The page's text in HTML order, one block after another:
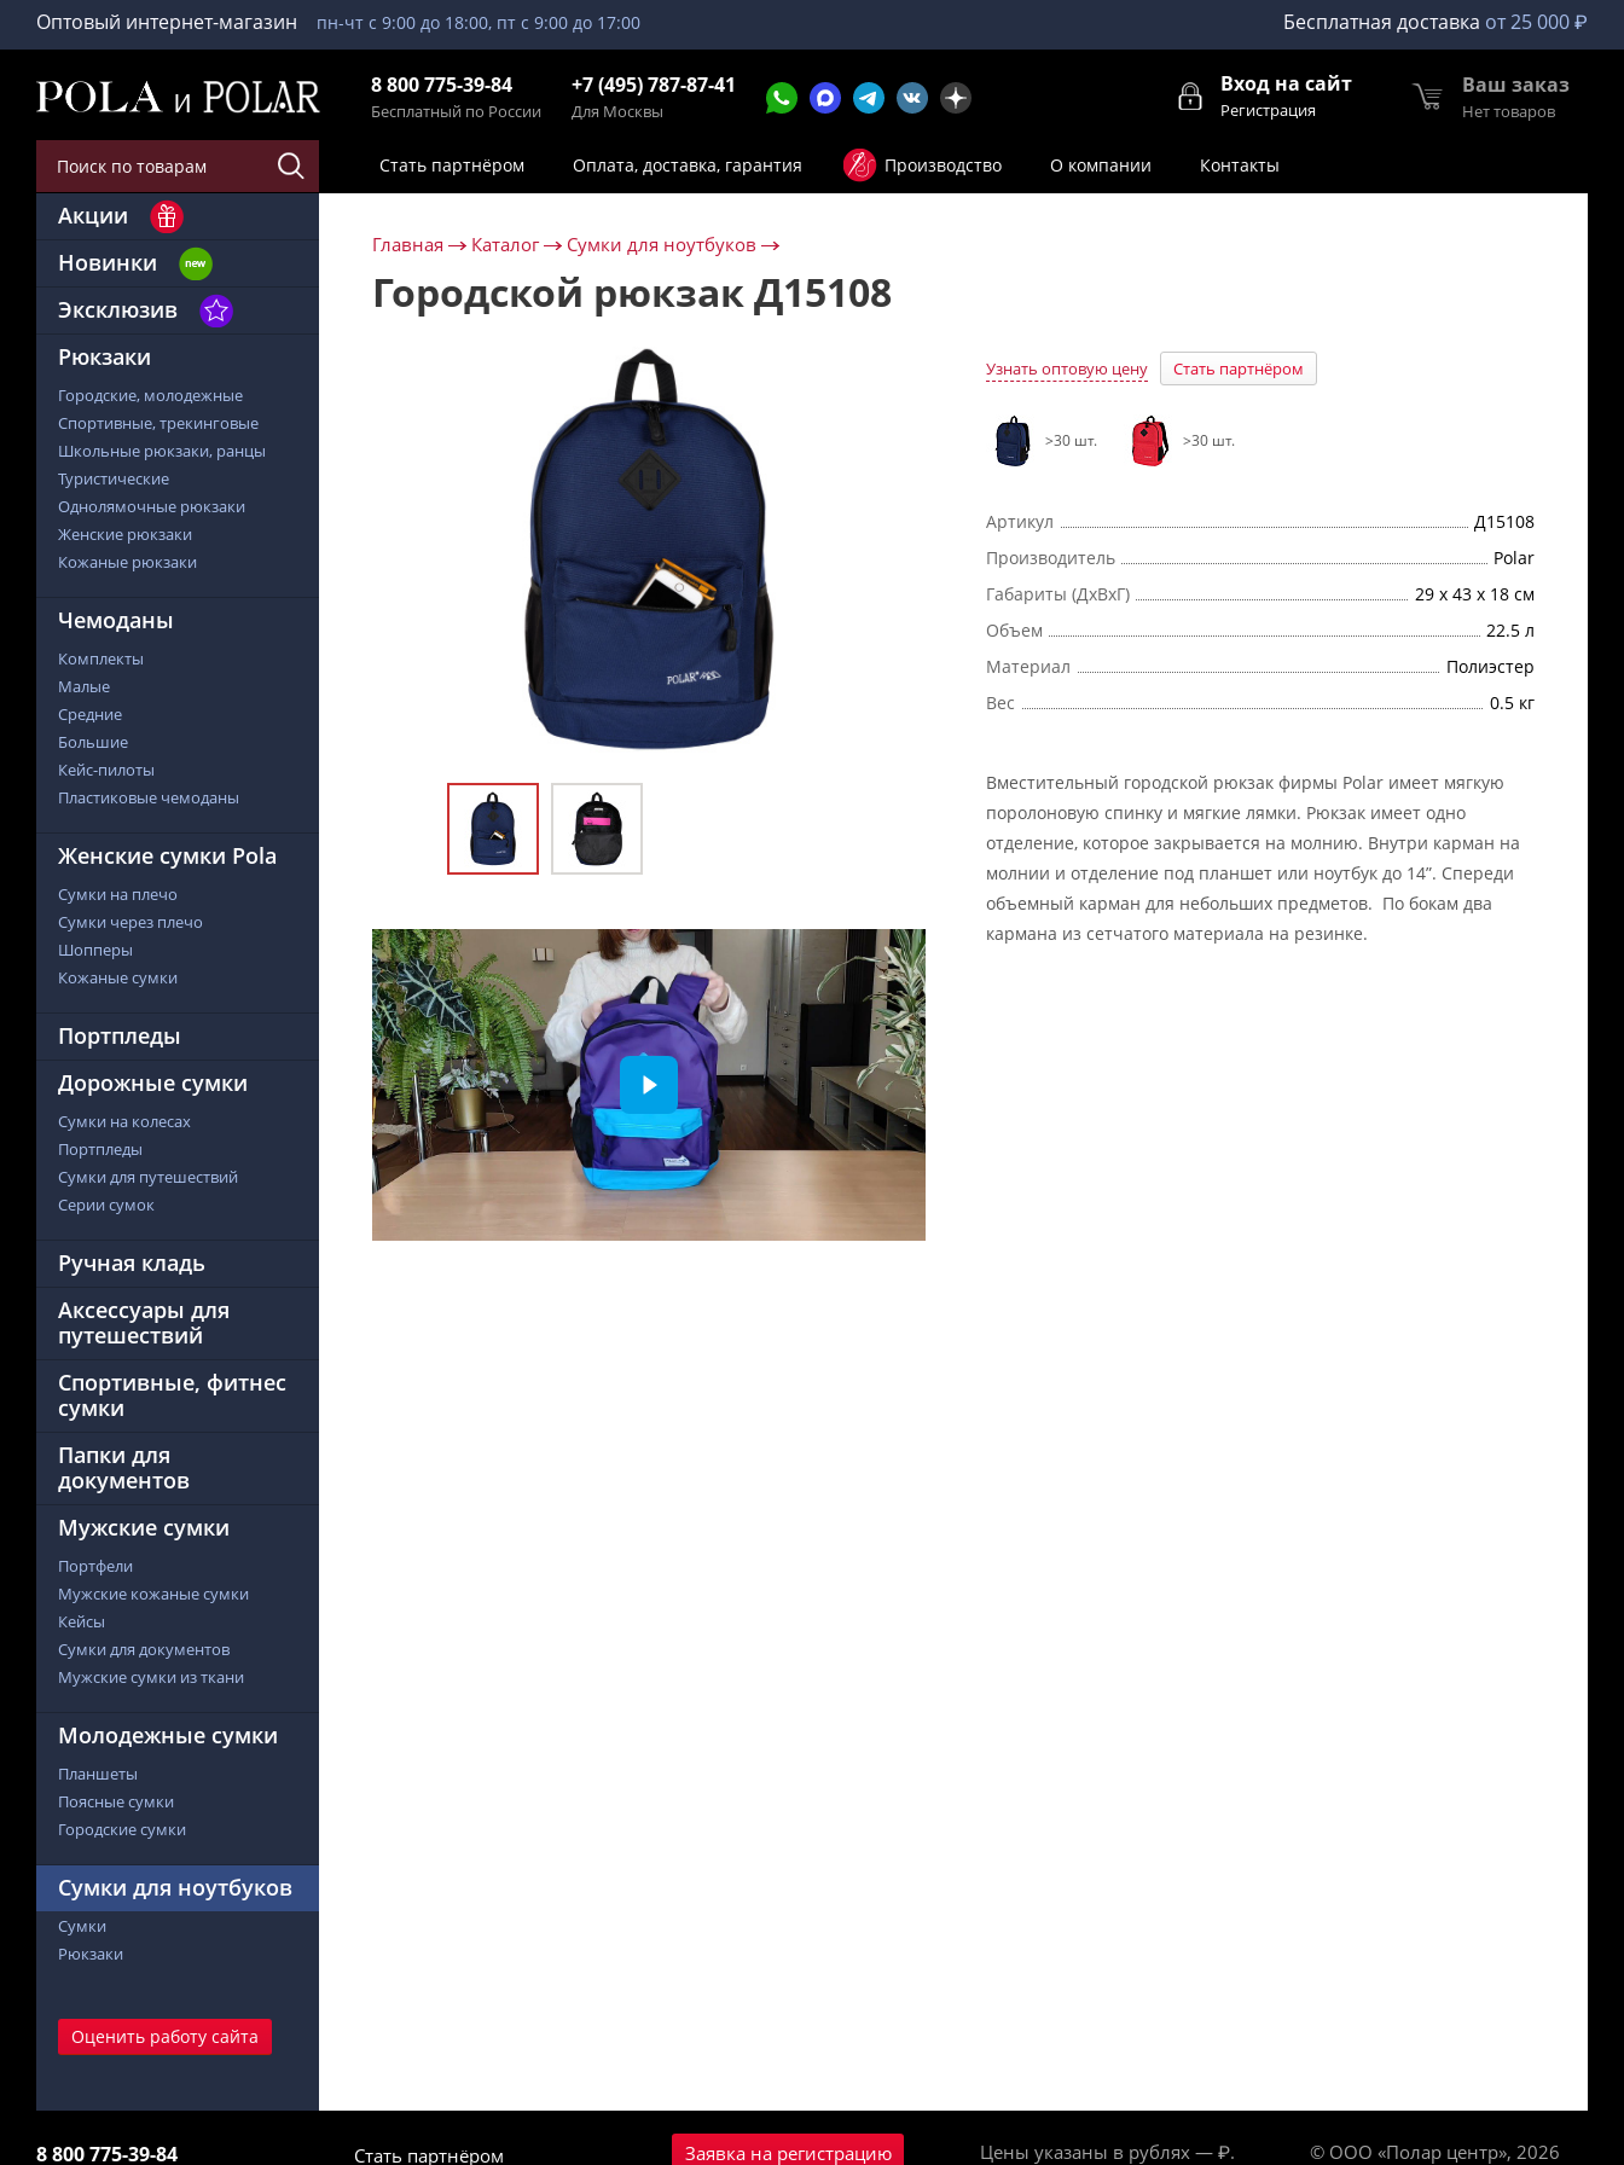
Оптовый интернет-магазин пн-чт с 9:00 до 18:00, пт с 9:00 до 17:00 Бесплатная доставка от 25 000 ₽
8 800 775-39-84
Бесплатный по России
+7 (495) 787-87-41
Для Москвы
Вход на сайт
Регистрация
Ваш заказ
Нет товаров
Стать партнёром Оплата, доставка, гарантия Производство О компании Контакты
Акции
Новинки
Эксклюзив
Рюкзаки
Городские, молодежные
Спортивные, трекинговые
Школьные рюкзаки, ранцы
Туристические
Однолямочные рюкзаки
Женские рюкзаки
Кожаные рюкзаки
Чемоданы
Комплекты
Малые
Средние
Большие
Кейс-пилоты
Пластиковые чемоданы
Женские сумки Pola
Сумки на плечо
Сумки через плечо
Шопперы
Кожаные сумки
Портпледы
Дорожные сумки
Сумки на колесах
Портпледы
Сумки для путешествий
Серии сумок
Ручная кладь
Аксессуары для
путешествий
Спортивные, фитнес
сумки
Папки для
документов
Мужские сумки
Портфели
Мужские кожаные сумки
Кейсы
Сумки для документов
Мужские сумки из ткани
Молодежные сумки
Планшеты
Поясные сумки
Городские сумки
Сумки для ноутбуков
Сумки
Рюкзаки
Оценить работу сайта
Главная Каталог Сумки для ноутбуков
Городской рюкзак Д15108
Узнать оптовую цену Стать партнёром
>30 шт. >30 шт.
Артикул
Д15108
Производитель
Polar
Габариты (ДхВхГ)
29 х 43 х 18 см
Объем
22.5 л
Материал
Полиэстер
Вес
0.5 кг
Вместительный городской рюкзак фирмы Polar имеет мягкую
поролоновую спинку и мягкие лямки. Рюкзак имеет одно
отделение, которое закрывается на молнию. Внутри карман на
молнии и отделение под планшет или ноутбук до 14”. Спереди
объемный карман для небольших предметов. По бокам два
кармана из сетчатого материала на резинке.
8 800 775-39-84 Стать партнёром Заявка на регистрацию Цены указаны в рублях — ₽. © ООО «Полар центр», 2026